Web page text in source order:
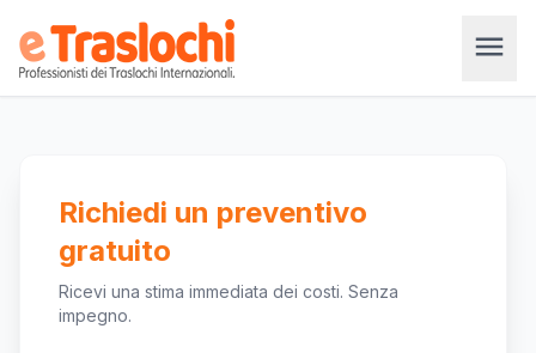
menu
Richiedi un preventivo
gratuito
Ricevi una stima immediata dei costi. Senza
impegno.